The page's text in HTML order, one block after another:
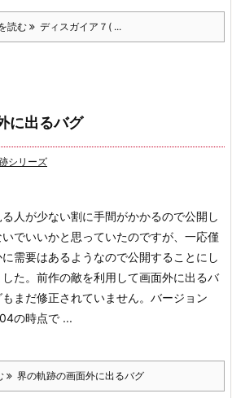
読む ディスガイア７( ...
に出るバグ
シリーズ
る人が少ない割に手間がかかるので公開し
いでいいかと思っていたのですが、一応僅
に需要はあるようなので公開することにし
した。 前作の敵を利用して画面外に出るバ
もまだ修正されていません。 バージョン
の時点で ...
界の軌跡の画面外に出るバグ